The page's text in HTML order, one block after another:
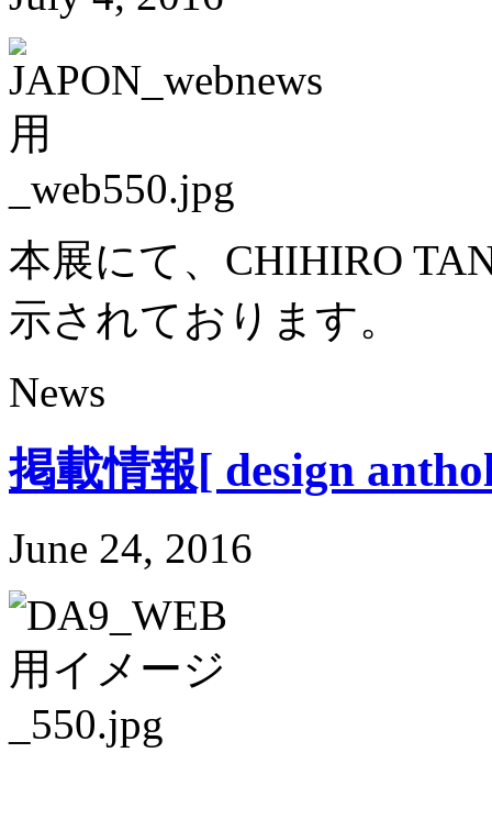
本展にて、CHIHIRO
示されております。
News
掲載情報[ design
June 24, 2016